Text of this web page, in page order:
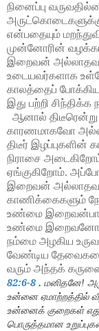
நினைப்பு
என்பதையும்
முன்னோரின்
இறைவன்
உடையவர்களாக
காலத்தைப்
இது பற்றி
ஆனால்
காரணமாகவோ
திடீர் இழப்புகளின்
நிராசை
ஏங்குகிறோம்.
இறைவன்
காணிக்கைகளும்
உண்மை
உண்மை இறைவனோ
நம்மை அழகிய
வேண்டிய தேவைகளை
வரும் அந்தக்
82:6-8 . மனிதனே!
உன்னை ஏமாற்றத்தில்
உன்னைக் குறைகள்
பொருத்தமான